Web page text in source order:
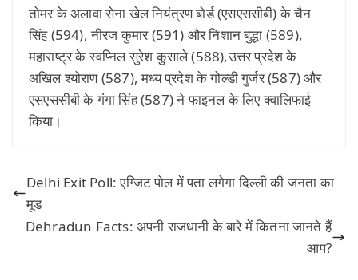
तोमर के अलावा सेना खेल नियंत्रण बोर्ड (एसएससीबी) के चैन
सिंह (594), नीरज कुमार (591) और निशान बुद्धा (589),
महाराष्ट्र के स्वप्निल सुरेश कुसाले (588),उत्तर प्रदेश के
अखिल श्योराण (587), मध्य प्रदेश के गोल्डी गुर्जर (587) और
एसएससीबी के गंगा सिंह (587) ने फाइनल के लिए क्वालिफाई
किया।
Delhi Exit Poll: एग्जिट पोल में पता लगेगा दिल्ली की जनता का
मूड
Dehradun Facts: अपनी राजधानी के बारे में कितना जानते हैं
आप?